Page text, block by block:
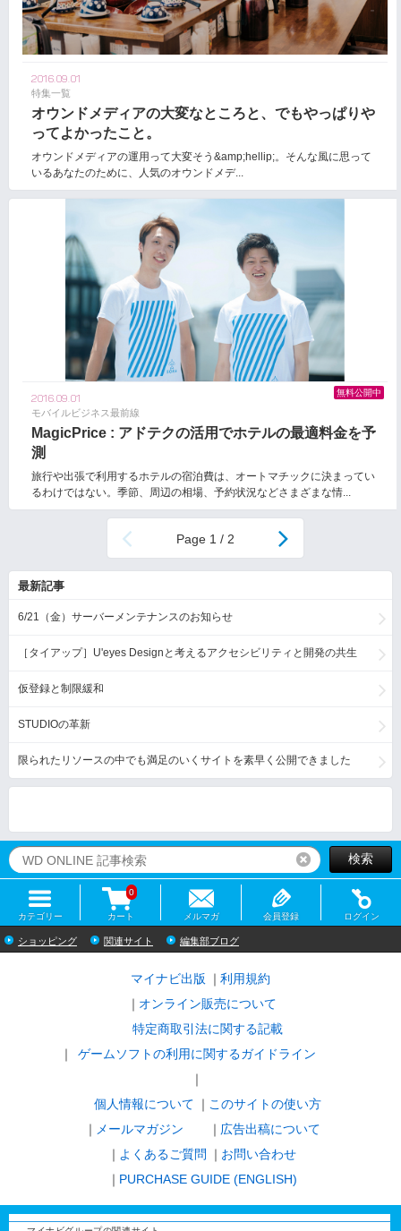
2016.09.01
特集一覧
オウンドメディアの大変なところと、でもやっぱりや
ってよかったこと。
オウンドメディアの運用って大変そう&amp;hellip;。そんな風に思って
いるあなたのために、人気のオウンドメデ...
2016.09.01
モバイルビジネス最前線
MagicPrice : アドテクの活用でホテルの最適料金を予
測
旅行や出張で利用するホテルの宿泊費は、オートマチックに決まってい
るわけではない。季節、周辺の相場、予約状況などさまざまな情...
無料公開中
1 / 2
最新記事
6/21（金）サーバーメンテナンスのお知らせ
［タイアップ］U'eyes Designと考えるアクセシビリティと開発の共生
仮登録と制限緩和
STUDIOの革新
限られたリソースの中でも満足のいくサイトを素早く公開できました
リセット検索
カテゴリー カート
0
メルマガ 会員登録 ログイン
ショッピング 関連サイト 編集部ブログ
マイナビ出版
利用規約
オンライン販売について
特定商取引法に関する記載
ゲームソフトの利用に関するガイドライン
｜
個人情報について
このサイトの使い方
メールマガジン
広告出稿について
よくあるご質問
お問い合わせ
PURCHASE GUIDE (ENGLISH)